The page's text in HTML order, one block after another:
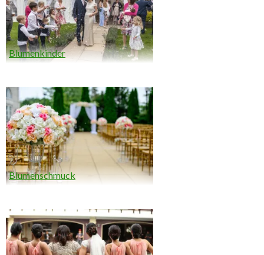
Blumenkinder
Blumenschmuck